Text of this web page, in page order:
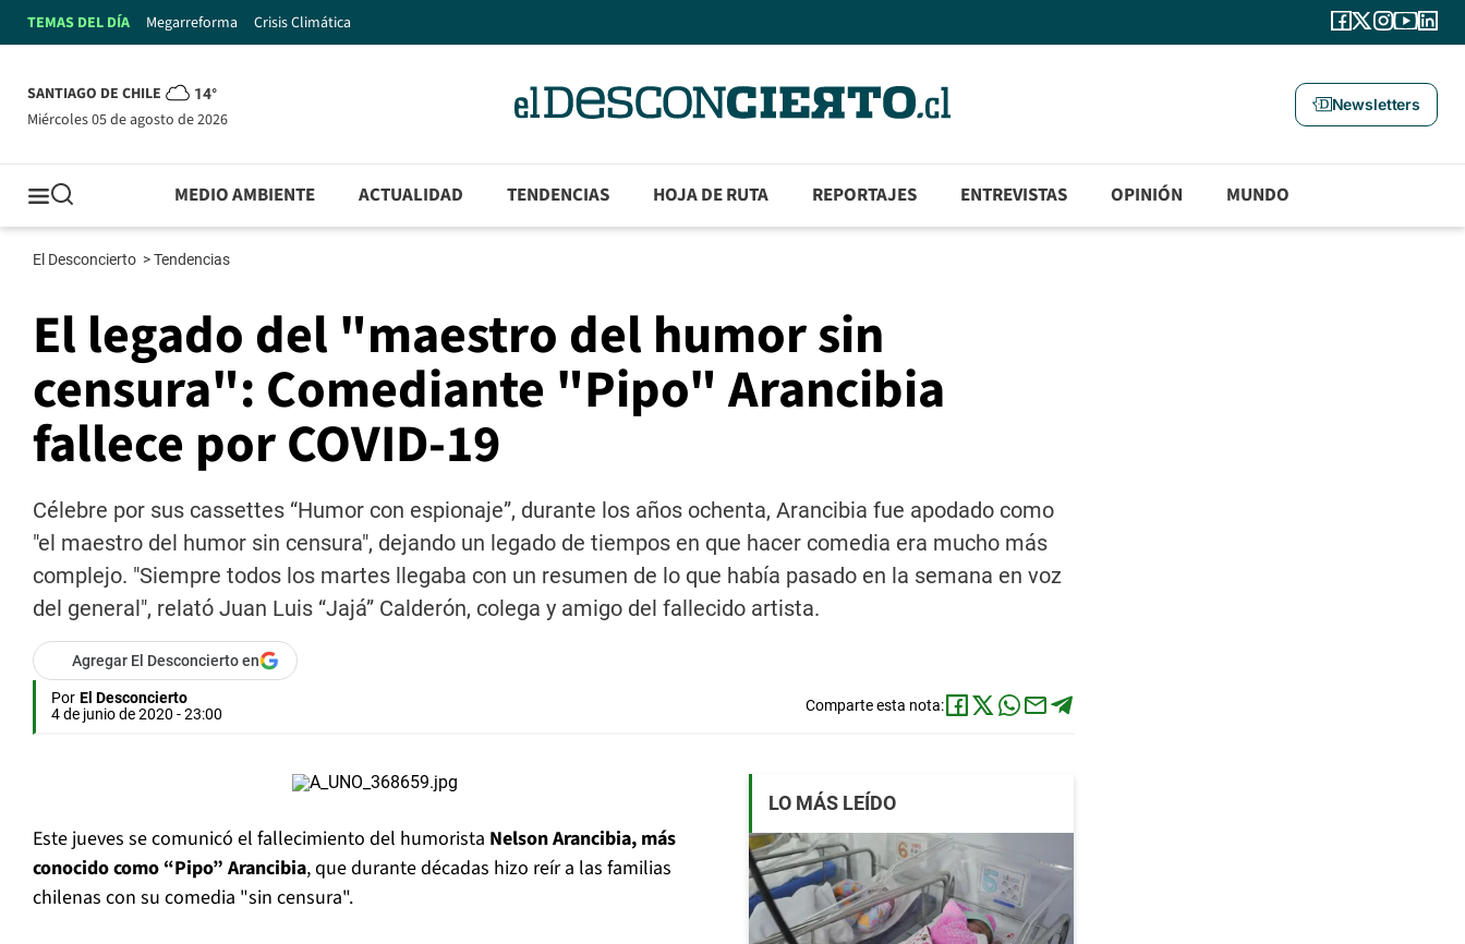
TEMAS DEL DÍA Megarreforma Crisis Climática
SANTIAGO DE CHILE 14°
miércoles 05 de agosto de 2026
Newsletters
MEDIO AMBIENTE ACTUALIDAD TENDENCIAS HOJA DE RUTA REPORTAJES ENTREVISTAS OPINIÓN MUNDO
El Desconcierto >Tendencias
El legado del "maestro del humor sin
censura": Comediante "Pipo" Arancibia
fallece por COVID-19
Célebre por sus cassettes “Humor con espionaje”, durante los años ochenta, Arancibia fue apodado como
"el maestro del humor sin censura", dejando un legado de tiempos en que hacer comedia era mucho más
complejo. "Siempre todos los martes llegaba con un resumen de lo que había pasado en la semana en voz
del general", relató Juan Luis “Jajá” Calderón, colega y amigo del fallecido artista.
Agregar El Desconcierto en
Por El Desconcierto
4 de junio de 2020 - 23:00
Comparte esta nota:
Este jueves se comunicó el fallecimiento del humorista Nelson Arancibia, más
conocido como “Pipo” Arancibia, que durante décadas hizo reír a las familias
chilenas con su comedia "sin censura".
LO MÁS LEÍDO